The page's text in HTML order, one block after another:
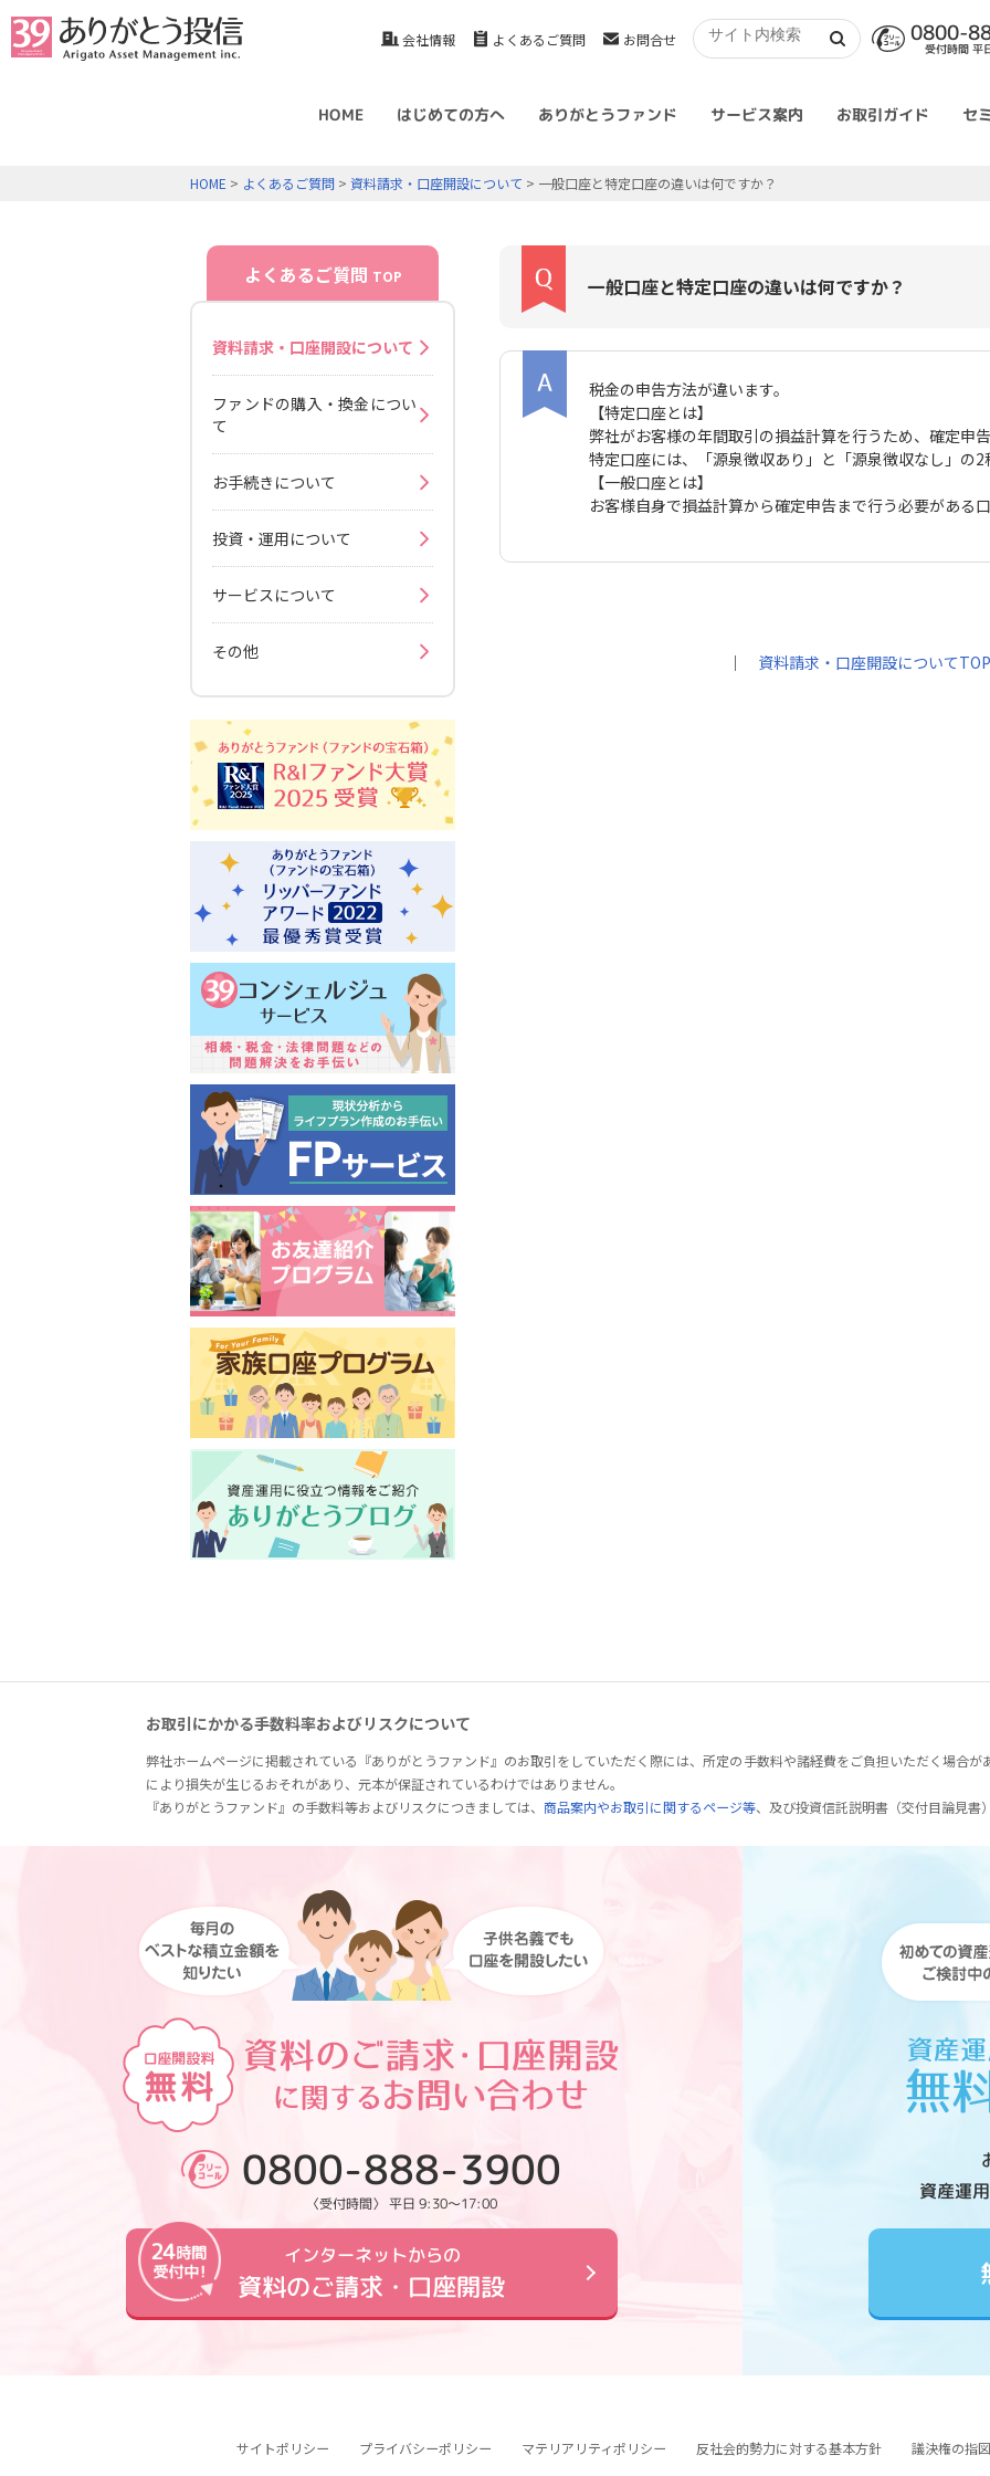
会社情報 よくあるご質問 お問合せ 0800-
受付時間 平
HOME はじめての方へ ありがとうファンド サービス案内 お取引ガイド セ
HOME > よくあるご質問 > 資料請求・口座開設について > 一般口座と特定口座の違いは何ですか？
一般口座と特定口座の違いは何ですか？
税金の申告方法が違います。
【特定口座とは】
弊社がお客様の年間取引の損益計算を行うため、確定申
特定口座には、「源泉徴収あり」と「源泉徴収なし」の2
【一般口座とは】
お客様自身で損益計算から確定申告まで行う必要がある口
｜ 資料請求・口座開設について
よくあるご質問 TOP
資料請求・口座開設について
ファンドの購入・換金につい
て
お手続きについて
投資・運用について
サービスについて
その他
お取引にかかる手数料率およびリスクについて
弊社ホームページに掲載されている『ありがとうファンド』のお取引をしていただく際には、所定の手数料や諸経費をご負担いただく場合
により損失が生じるおそれがあり、元本が保証されているわけではありません。
『ありがとうファンド』の手数料等およびリスクにつきましては、 商品案内やお取引に関するページ等、及び投資信託説明書（交付目論見書
0800-888-3900
〈受付時間〉 平日 9:30～17:00
インターネットからの
資料のご請求・口座開設
資産運
サイトポリシー プライバシーポリシー マテリアリティポリシー 反社会的勢力に対する基本方針 議決権の指